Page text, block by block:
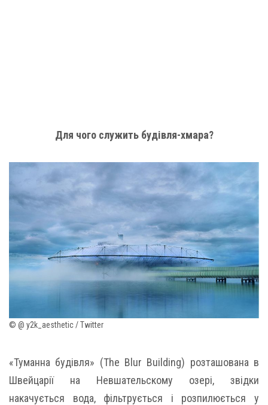
Для чого служить будівля-хмара?
© @ y2k_aesthetic / Twitter
«Туманна будівля» (The Blur Building) розташована в
Швейцарії на Невшательскому озері, звідки
накачується вода, фільтрується і розпилюється у